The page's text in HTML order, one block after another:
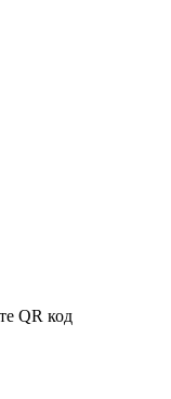
QR код